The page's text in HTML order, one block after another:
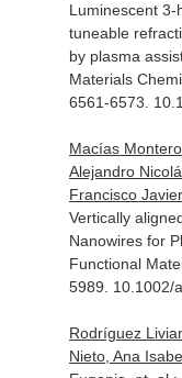
Luminescent 3-
tuneable
by plasma
Materials
6561-6573.
Macías
Alejandro
Francisco
Vertically
Nanowires for
Functional
5989. 10.1002/
Rodríguez
Nieto, Ana